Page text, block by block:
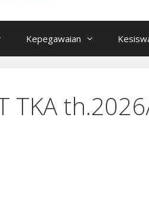
Kepegawaian
TKA